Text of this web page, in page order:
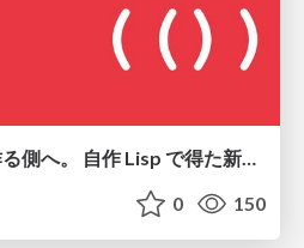
言語を使う側から、作る側へ。 自作 Lisp で得た新たな気づき。
0 150